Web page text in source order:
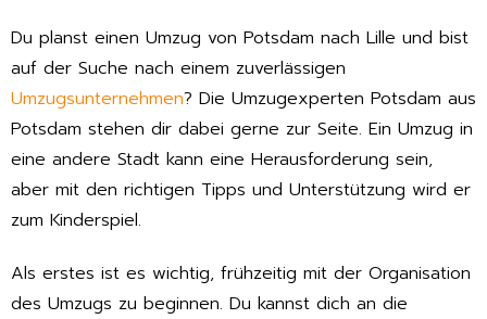
Du planst einen Umzug von Potsdam nach Lille und bist
auf der Suche nach einem zuverlässigen
Umzugsunternehmen? Die Umzugexperten Potsdam aus
Potsdam stehen dir dabei gerne zur Seite. Ein Umzug in
eine andere Stadt kann eine Herausforderung sein,
aber mit den richtigen Tipps und Unterstützung wird er
zum Kinderspiel.
Als erstes ist es wichtig, frühzeitig mit der Organisation
des Umzugs zu beginnen. Du kannst dich an die